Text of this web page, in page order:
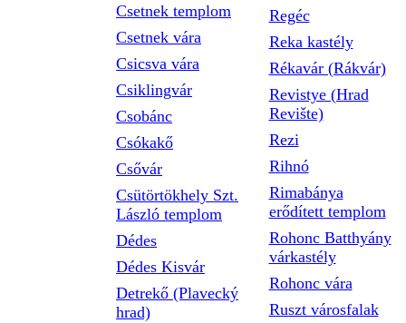
Csetnek templom
Csetnek vára
Csicsva vára
Csiklingvár
Csobánc
Csókakő
Csővár
Csütörtökhely Szt.
László templom
Dédes
Dédes Kisvár
Detrekő (Plavecký
hrad)
Regéc
Reka kastély
Rékavár (Rákvár)
Revistye (Hrad
Revište)
Rezi
Rihnó
Rimabánya
erődített templom
Rohonc Batthyány
várkastély
Rohonc vára
Ruszt városfalak